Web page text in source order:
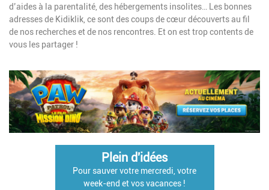
d’aides à la parentalité, des hébergements insolites… Les bonnes
adresses de Kidiklik, ce sont des coups de cœur découverts au fil
de nos recherches et de nos rencontres. Et on est trop contents de
vous les partager !
Plein d'idées
Pour sauver votre mercredi, votre
week-end et vos vacances !